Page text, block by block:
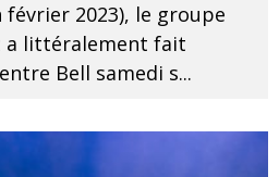
2023), le groupe
a littéralement fait
Bell samedi s...